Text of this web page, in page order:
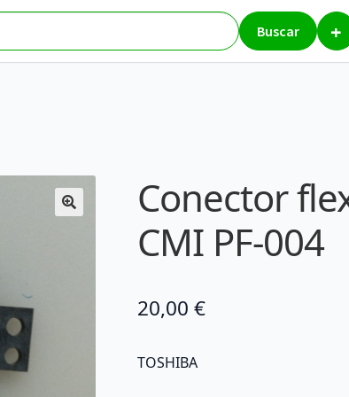
Buscar +
Conector
CMI PF-004
20,00 €
TOSHIBA